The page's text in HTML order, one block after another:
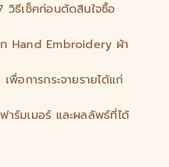
วิธีเช็คก่อนตัดสินใจซื้อ
Hand Embroidery ผ้า
พื่อการกระจายรายได้แก่
าร์มเมอร์ และผลลัพธ์ที่ได้